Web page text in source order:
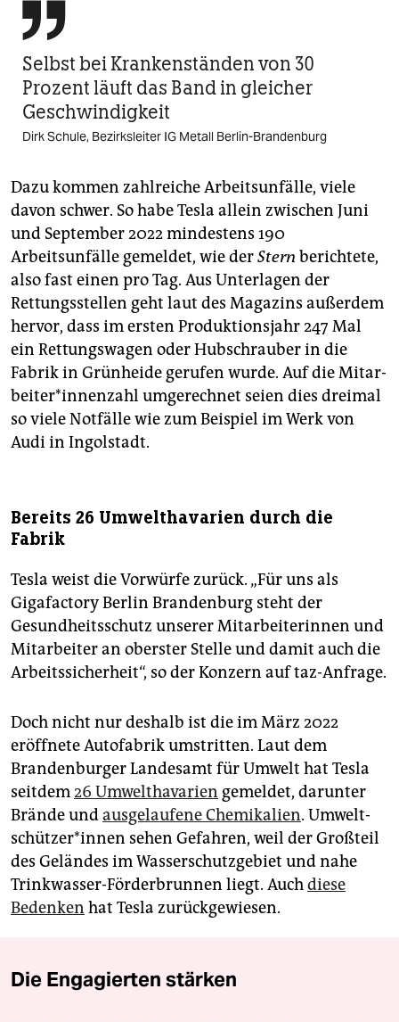

Selbst bei Krankenständen von 30
Prozent läuft das Band in gleicher
Geschwindigkeit
Dirk Schule, Bezirksleiter IG Metall Berlin-Brandenburg
Dazu kommen zahlreiche Arbeitsunfälle, viele
davon schwer. So habe Tesla allein zwischen Juni
und September 2022 mindestens 190
Arbeitsunfälle gemeldet, wie derStern berichtete,
also fast einen pro Tag. Aus Unterlagen der
Rettungsstellen geht laut des Magazins außerdem
hervor, dass im ersten Produktionsjahr 247 Mal
ein Rettungswagen oder Hubschrauber in die
Fabrik in Grünheide gerufen wurde. Auf die Mit­ar­
bei­te­r*in­nen­zahl umgerechnet seien dies dreimal
so viele Notfälle wie zum Beispiel im Werk von
Audi in Ingolstadt.
Bereits 26 Umwelthavarien durch die
Fabrik
Tesla weist die Vorwürfe zurück. „Für uns als
Gigafactory Berlin Brandenburg steht der
Gesundheitsschutz unserer Mitarbeiterinnen und
Mitarbeiter an oberster Stelle und damit auch die
Arbeitssicherheit“, so der Konzern auf taz-Anfrage.
Doch nicht nur deshalb ist die im März 2022
eröffnete Autofabrik umstritten. Laut dem
Brandenburger Landesamt für Umwelt hat Tesla
seitdem26 Umwelthavarien gemeldet, darunter
Brände undausgelaufene Chemikalien. Um­welt­
schüt­ze­r*in­nen sehen Gefahren, weil der Großteil
des Geländes im Wasserschutzgebiet und nahe
Trinkwasser-Förderbrunnen liegt. Auchdiese
Bedenken hat Tesla zurückgewiesen.
Die Engagierten stärken